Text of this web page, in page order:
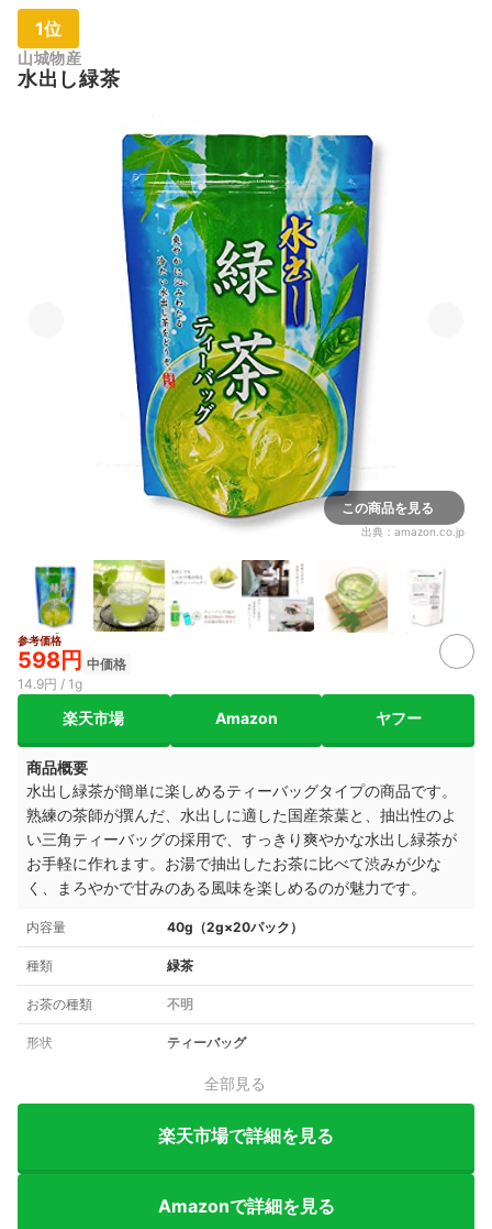
1位
山城物産
水出し緑茶
この商品を見る
出典： amazon.co.jp
参考価格
598円 中価格
14.9円 / 1g
楽天市場 Amazon ヤフー
商品概要
水出し緑茶が簡単に楽しめるティーバッグタイプの商品です。
熟練の茶師が撰んだ、水出しに適した国産茶葉と、抽出性のよ
い三角ティーバッグの採用で、すっきり爽やかな水出し緑茶が
お手軽に作れます。お湯で抽出したお茶に比べて渋みが少な
く、まろやかで甘みのある風味を楽しめるのが魅力です。
内容量 40g（2g×20パック）
種類 緑茶
お茶の種類 不明
形状 ティーバッグ
全部見る
楽天市場で詳細を見る
Amazonで詳細を見る